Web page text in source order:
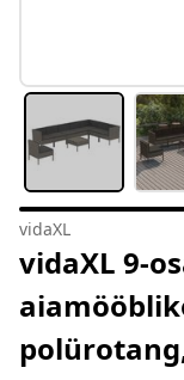
vidaXL
vidaXL 9-